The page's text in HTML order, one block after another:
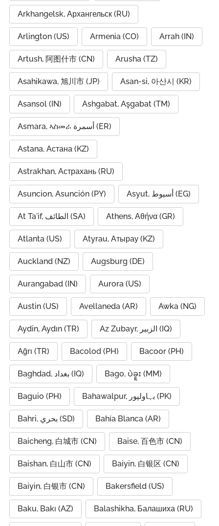
Arkhangelsk, Архангельск (RU)
Arlington (US) Armenia (CO) Arrah (IN)
Artush, 阿图什市 (CN) Arusha (TZ)
Asahikawa, 旭川市 (JP) Asan-si, 아산시 (KR)
Asansol (IN) Ashgabat, Aşgabat (TM)
Asmara, ኣስመራ أسمرة (ER)
Astana, Астана (KZ)
Astrakhan, Астрахань (RU)
Asuncion, Asunción (PY) Asyut, أسيوط (EG)
At Ta'if, الطائف (SA) Athens, Αθήνα (GR)
Atlanta (US) Atyrau, Атырау (KZ)
Auckland (NZ) Augsburg (DE)
Aurangabad (IN) Aurora (US)
Austin (US) Avellaneda (AR) Awka (NG)
Aydin, Aydın (TR) Az Zubayr, الزبير (IQ)
Ağrı (TR) Bacolod (PH) Bacoor (PH)
Baghdad, بغداد (IQ) Bago, ပဲခူး (MM)
Baguio (PH) Bahawalpur, بہاولپور (PK)
Bahri, بحري (SD) Bahía Blanca (AR)
Baicheng, 白城市 (CN) Baise, 百色市 (CN)
Baishan, 白山市 (CN) Baiyin, 白银区 (CN)
Baiyin, 白银市 (CN) Bakersfield (US)
Baku, Bakı (AZ) Balashikha, Балашиха (RU)